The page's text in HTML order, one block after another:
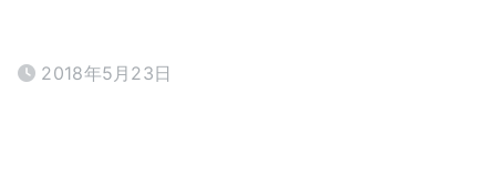
2018年5月23日